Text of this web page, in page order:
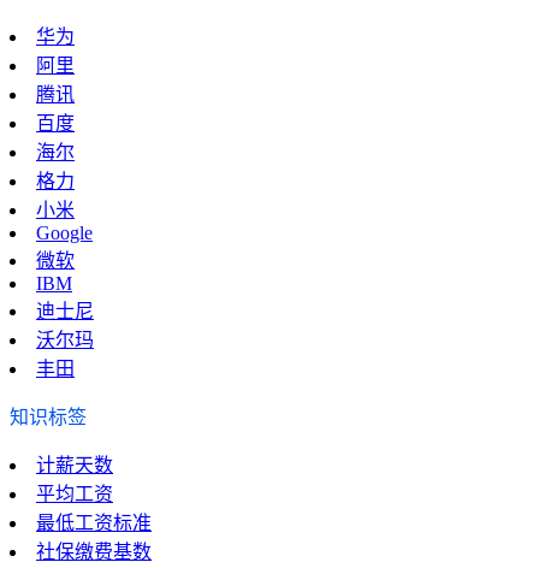
华为
阿里
腾讯
百度
海尔
格力
小米
Google
微软
IBM
迪士尼
沃尔玛
丰田
知识标签
计薪天数
平均工资
最低工资标准
社保缴费基数